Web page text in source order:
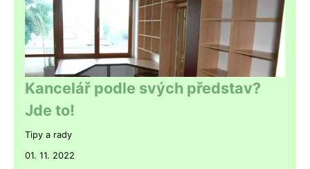
Kancelář podle svých představ?
Jde to!
Tipy a rady
01. 11. 2022